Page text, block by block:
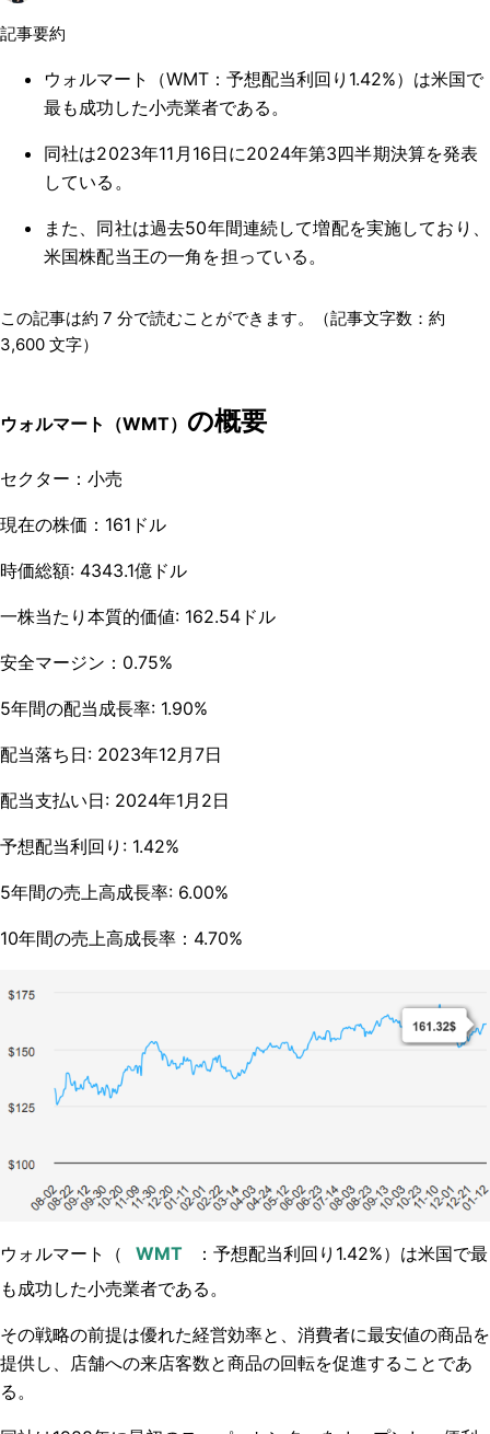
記事要約
ウォルマート（WMT：予想配当利回り1.42%）は米国で
最も成功した小売業者である。
同社は2023年11月16日に2024年第3四半期決算を発表
している。
また、同社は過去50年間連続して増配を実施しており、
米国株配当王の一角を担っている。
この記事は約 7 分で読むことができます。（記事文字数：約
3,600 文字）
ウォルマート（WMT） の概要
セクター：小売
現在の株価：161ドル
時価総額: 4343.1億ドル
一株当たり本質的価値: 162.54ドル
安全マージン：0.75%
5年間の配当成長率: 1.90%
配当落ち日: 2023年12月7日
配当支払い日: 2024年1月2日
予想配当利回り: 1.42%
5年間の売上高成長率: 6.00%
10年間の売上高成長率：4.70%
ウォルマート（
：予想配当利回り1.42%）は米国で最
も成功した小売業者である。
その戦略の前提は優れた経営効率と、消費者に最安値の商品を
提供し、店舗への来店客数と商品の回転を促進することであ
る。